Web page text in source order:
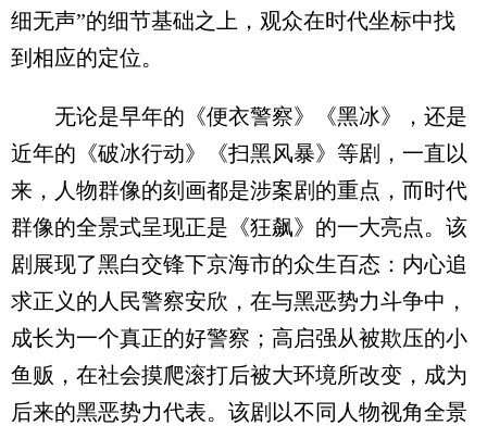
细无声”的细节基础之上，观众在时代坐标中找
到相应的定位。
无论是早年的《便衣警察》《黑冰》，还是
近年的《破冰行动》《扫黑风暴》等剧，一直以
来，人物群像的刻画都是涉案剧的重点，而时代
群像的全景式呈现正是《狂飙》的一大亮点。该
剧展现了黑白交锋下京海市的众生百态：内心追
求正义的人民警察安欣，在与黑恶势力斗争中，
成长为一个真正的好警察；高启强从被欺压的小
鱼贩，在社会摸爬滚打后被大环境所改变，成为
后来的黑恶势力代表。该剧以不同人物视角全景